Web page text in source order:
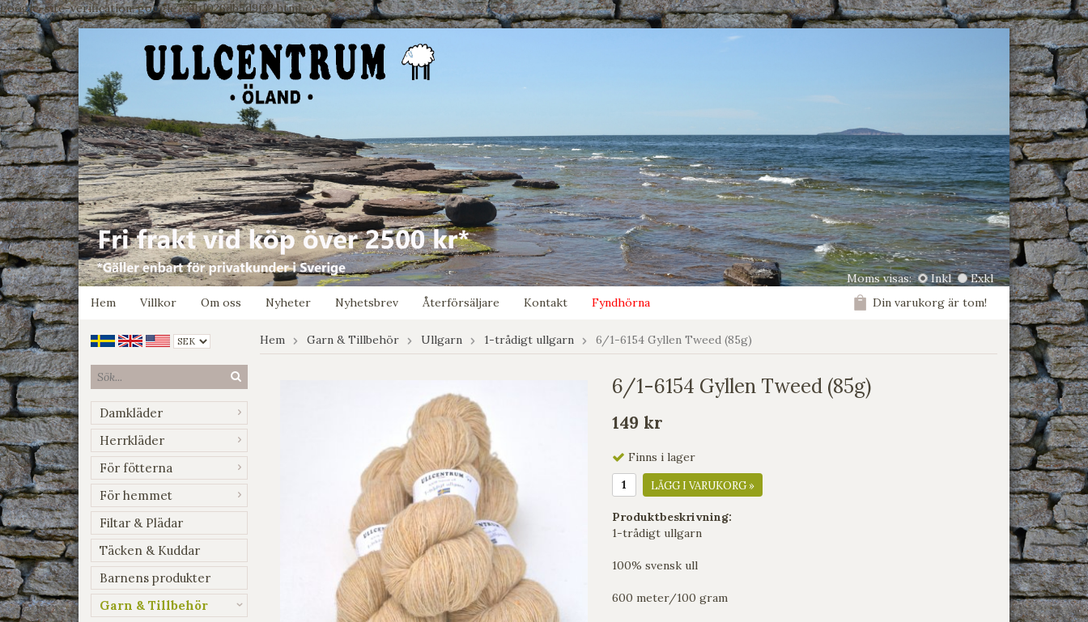
google-site-verification: google7e4b1026db5d9f32.html
Moms visas: Inkl
Exkl
Hem
Villkor Om oss Nyheter Nyhetsbrev Återförsäljare Kontakt Fyndhörna Din varukorg är tom!
Damkläder
Herrkläder
För fötterna
För hemmet
Filtar & Plädar
Täcken & Kuddar
Barnens produkter
Garn & Tillbehör
Hem Garn & Tillbehör Ullgarn 1-trådigt ullgarn 6/1-6154 Gyllen Tweed (85g)
6/1-6154 Gyllen Tweed (85g)
149 kr
Finns i lager
LÄGG I VARUKORG »
Produktbeskrivning:
1-trådigt ullgarn
100% svensk ull
600 meter/100 gram